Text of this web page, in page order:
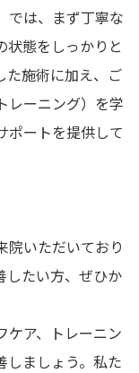
では、まず丁寧な
状態をしっかりと
た施術に加え、ご
レーニング）を学
ポートを提供して
院いただいており
したい方、ぜひか
ケア、トレーニン
しましょう。私た